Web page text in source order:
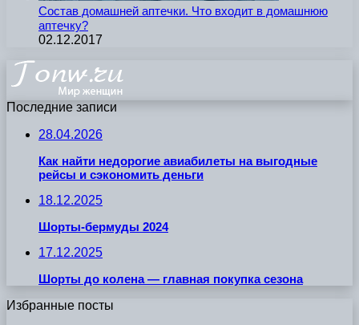
Состав домашней аптечки. Что входит в домашнюю
аптечку?
02.12.2017
Последние записи
28.04.2026
Как найти недорогие авиабилеты на выгодные
рейсы и сэкономить деньги
18.12.2025
Шорты-бермуды 2024
17.12.2025
Шорты до колена — главная покупка сезона
Избранные посты